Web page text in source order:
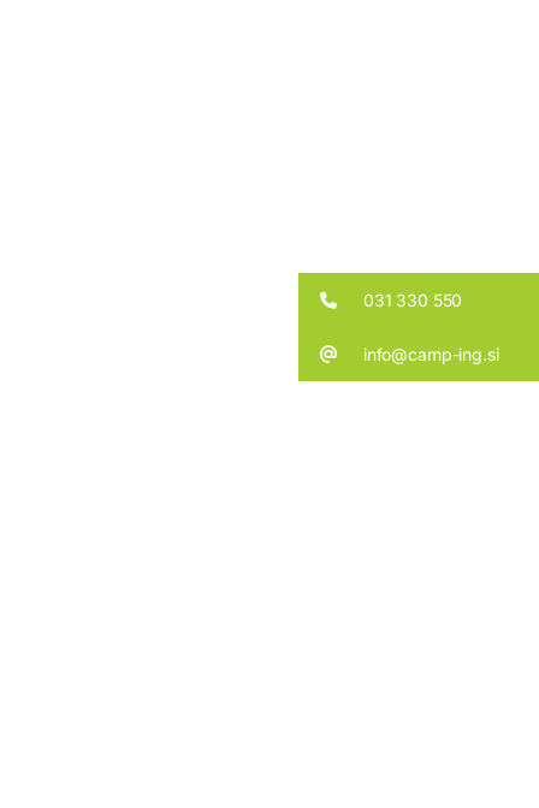
031 330 550
info@camp-ing.si